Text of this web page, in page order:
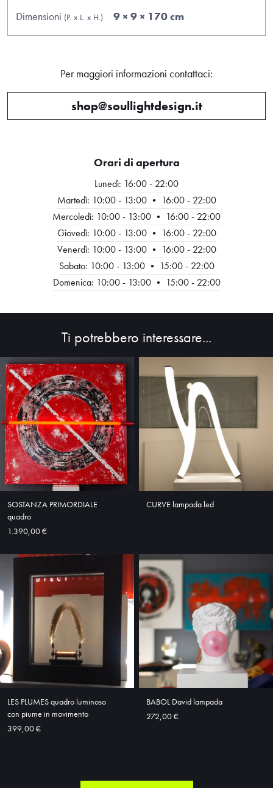
HOME
ABOUT
SHOP
Dimensioni (P. x L. x H.) 9 × 9 × 170 cm
Per maggiori informazioni contattaci:
shop@soullightdesign.it
Orari di apertura
Lunedì: 16:00 - 22:00
Martedì: 10:00 - 13:00 • 16:00 - 22:00
Mercoledì: 10:00 - 13:00 • 16:00 - 22:00
Giovedì: 10:00 - 13:00 • 16:00 - 22:00
Venerdì: 10:00 - 13:00 • 16:00 - 22:00
Sabato: 10:00 - 13:00 • 15:00 - 22:00
Domenica: 10:00 - 13:00 • 15:00 - 22:00
Ti potrebbero interessare...
SOSTANZA PRIMORDIALE
quadro
1.390,00 €
CURVE lampada led
LES PLUMES quadro luminoso
con piume in movimento
399,00 €
BABOL David lampada
272,00 €